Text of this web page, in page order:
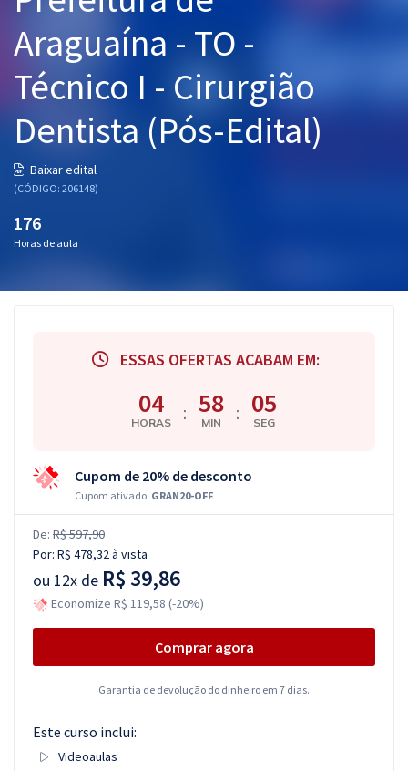
Graduação
OAB
Mentorias
Questões grátis
Conteúdo gratuito
Araguaína - TO -
Técnico I - Cirurgião
Dentista (Pós-Edital)
Baixar edital
(CÓDIGO: 206148)
176
Horas de aula
ESSAS OFERTAS ACABAM EM:
04
HORAS : 58
MIN : 04
SEG
Cupom de 20% de desconto
Cupom ativado: GRAN20-OFF
De: R$ 597,90
Por: R$ 478,32à vista
ou 12x de R$ 39,86
Economize R$ 119,58 (-20%)
Comprar agora
Garantia de devolução do dinheiro em 7 dias.
Este curso inclui:
Videoaulas